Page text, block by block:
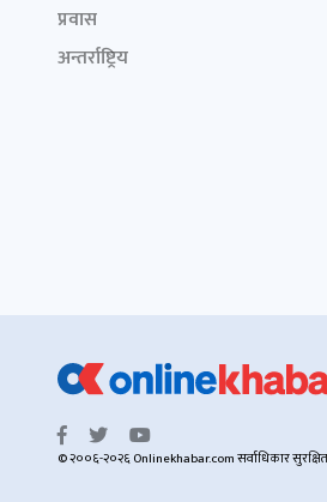
प्रवास
अन्तर्राष्ट्रिय
© २००६-२०२६ Onlinekhabar.com सर्वाधिकार सुरक्षित